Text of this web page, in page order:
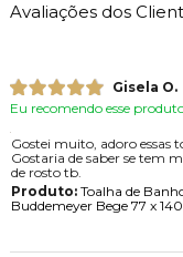
Avaliações dos
Gisela O.
Eu recomendo esse
Gostei muito, adoro essas
Gostaria de saber se tem
de rosto tb.
Produto:Toalha de
Buddemeyer Bege 77 x